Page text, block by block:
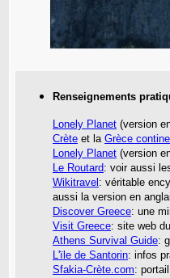
Renseignements
Lonely Planet (version
Crète et la Grèce
Lonely Planet (version
Le Routard: voir aussi
Wikitravel : véritable
aussi la version en
Discover Greece: une
Visit Greece: site web
Athens Survival Guide:
L'ïle de Santorin: infos
Sfakia-Crète.com: